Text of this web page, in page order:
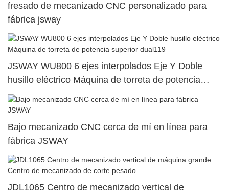
fresado de mecanizado CNC personalizado para
fábrica jsway
JSWAY WU800 6 ejes interpolados Eje Y Doble
husillo eléctrico Máquina de torreta de potencia
superior dual119
Bajo mecanizado CNC cerca de mí en línea para
fábrica JSWAY
JDL1065 Centro de mecanizado vertical de